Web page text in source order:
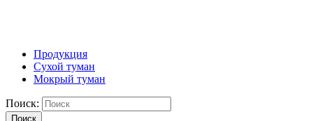
Продукция
Сухой туман
Мокрый туман
Поиск:
Поиск